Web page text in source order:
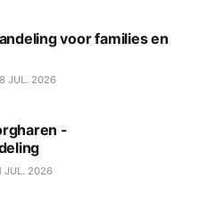
voor families en
JUL. 2026
-
JUL. 2026